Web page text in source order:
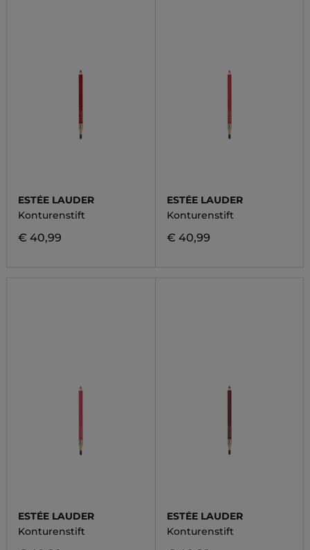
ESTÉE LAUDER
Konturenstift
€ 40,99
ESTÉE LAUDER
Konturenstift
€ 40,99
ESTÉE LAUDER
Konturenstift
ESTÉE LAUDER
Konturenstift